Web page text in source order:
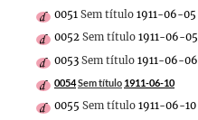
0051 Sem título 1911-06-05
0052 Sem título 1911-06-05
0053 Sem título 1911-06-06
0054Sem título 1911-06-10
0055 Sem título 1911-06-10